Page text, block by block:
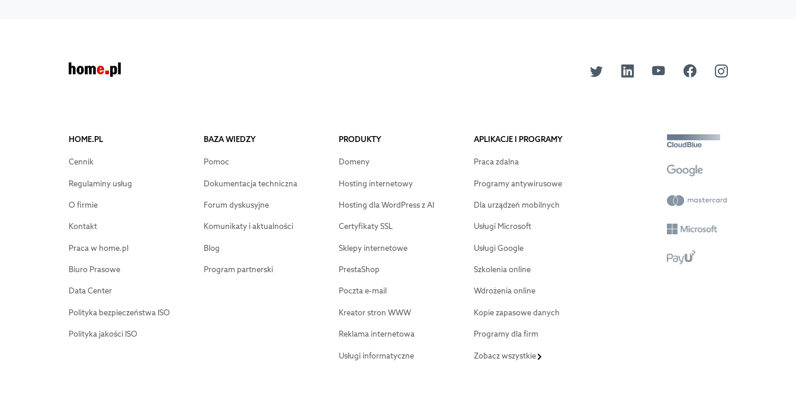
HOME.PL
Cennik
Regulaminy usług
O firmie
Kontakt
Praca w home.pl
Biuro Prasowe
Data Center
Polityka bezpieczeństwa ISO
Polityka jakości ISO
BAZA WIEDZY
Pomoc
Dokumentacja techniczna
Forum dyskusyjne
Komunikaty i aktualności
Blog
Program partnerski
PRODUKTY
Domeny
Hosting internetowy
Hosting dla WordPress z AI
Certyfikaty SSL
Sklepy internetowe
PrestaShop
Poczta e-mail
Kreator stron WWW
Reklama internetowa
Usługi informatyczne
APLIKACJE I PROGRAMY
Praca zdalna
Programy antywirusowe
Dla urządzeń mobilnych
Usługi Microsoft
Usługi Google
Szkolenia online
Wdrożenia online
Kopie zapasowe danych
Programy dla firm
Zobacz wszystkie